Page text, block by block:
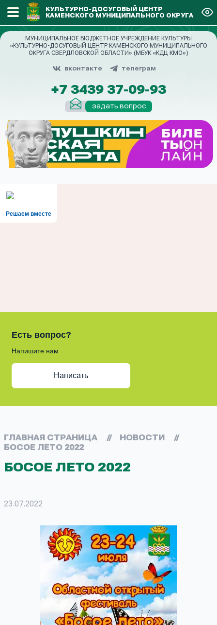
КУЛЬТУРНО-ДОСУГОВЫЙ ЦЕНТР
КАМЕНСКОГО МУНИЦИПАЛЬНОГО ОКРУГА
МУНИЦИПАЛЬНОЕ БЮДЖЕТНОЕ УЧРЕЖДЕНИЕ КУЛЬТУРЫ
«КУЛЬТУРНО-ДОСУГОВЫЙ ЦЕНТР КАМЕНСКОГО МУНИЦИПАЛЬНОГО
ОКРУГА СВЕРДЛОВСКОЙ ОБЛАСТИ» (МБУК «КДЦ КМО»)
вконтакте телеграм
+7 3439 37-09-93
задать вопрос
Решаем вместе
Есть вопрос?
Напишите нам
Написать
ГЛАВНАЯ СТРАНИЦА // НОВОСТИ
//
БОСОЕ ЛЕТО 2022
БОСОЕ ЛЕТО 2022
23.07.2022